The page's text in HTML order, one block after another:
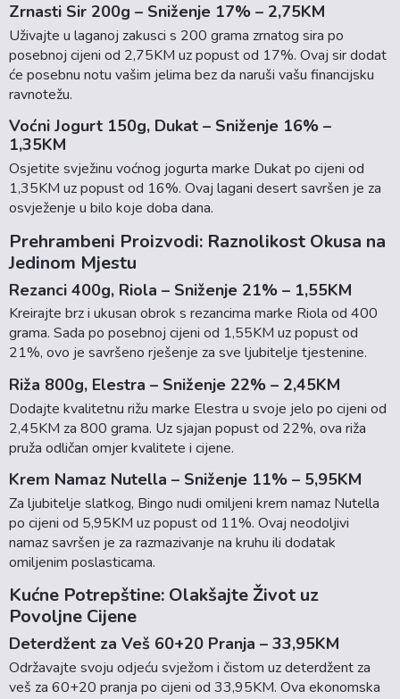
Zrnasti Sir 200g – Sniženje 17% – 2,75KM
Uživajte u laganoj zakusci s 200 grama zrnatog sira po
posebnoj cijeni od 2,75KM uz popust od 17%. Ovaj sir dodat
će posebnu notu vašim jelima bez da naruši vašu financijsku
ravnotežu.
Voćni Jogurt 150g, Dukat – Sniženje 16% –
1,35KM
Osjetite svježinu voćnog jogurta marke Dukat po cijeni od
1,35KM uz popust od 16%. Ovaj lagani desert savršen je za
osvježenje u bilo koje doba dana.
Prehrambeni Proizvodi: Raznolikost Okusa na
Jedinom Mjestu
Rezanci 400g, Riola – Sniženje 21% – 1,55KM
Kreirajte brz i ukusan obrok s rezancima marke Riola od 400
grama. Sada po posebnoj cijeni od 1,55KM uz popust od
21%, ovo je savršeno rješenje za sve ljubitelje tjestenine.
Riža 800g, Elestra – Sniženje 22% – 2,45KM
Dodajte kvalitetnu rižu marke Elestra u svoje jelo po cijeni od
2,45KM za 800 grama. Uz sjajan popust od 22%, ova riža
pruža odličan omjer kvalitete i cijene.
Krem Namaz Nutella – Sniženje 11% – 5,95KM
Za ljubitelje slatkog, Bingo nudi omiljeni krem namaz Nutella
po cijeni od 5,95KM uz popust od 11%. Ovaj neodoljivi
namaz savršen je za razmazivanje na kruhu ili dodatak
omiljenim poslasticama.
Kućne Potrepštine: Olakšajte Život uz
Povoljne Cijene
Deterdžent za Veš 60+20 Pranja – 33,95KM
Održavajte svoju odjeću svježom i čistom uz deterdžent za
veš za 60+20 pranja po cijeni od 33,95KM. Ova ekonomska